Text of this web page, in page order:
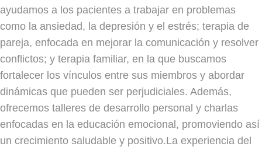
ayudamos a los pacientes a trabajar en problemas
como la ansiedad, la depresión y el estrés; terapia de
pareja, enfocada en mejorar la comunicación y resolver
conflictos; y terapia familiar, en la que buscamos
fortalecer los vínculos entre sus miembros y abordar
dinámicas que pueden ser perjudiciales. Además,
ofrecemos talleres de desarrollo personal y charlas
enfocadas en la educación emocional, promoviendo así
un crecimiento saludable y positivo.La experiencia del